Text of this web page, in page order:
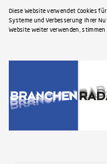
Diese Website verwendet Cookies
Systeme und Verbesserung Ihrer
Website weiter verwenden, stimmen